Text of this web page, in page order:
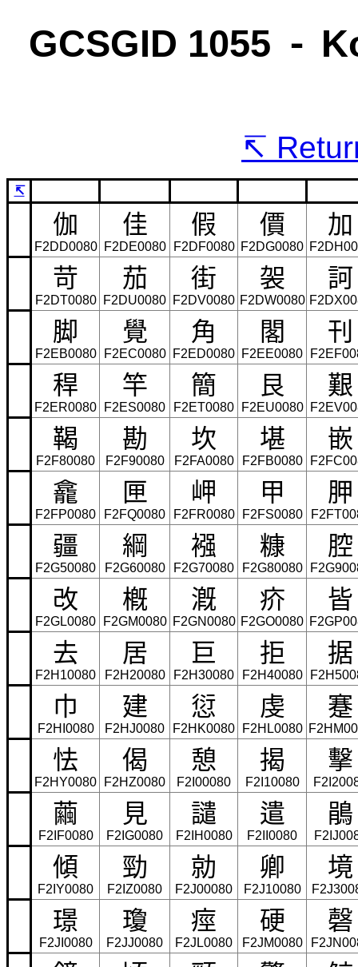
GCSGID 1055 ⁃
↸
伽
F2DD0080
佳
F2DE0080
假
F2DF0080
價
F2DG0080
加
苛
F2DT0080
茄
F2DU0080
街
F2DV0080
袈
F2DW0080
訶
脚
F2EB0080
覺
F2EC0080
角
F2ED0080
閣
F2EE0080
刊
稈
F2ER0080
竿
F2ES0080
簡
F2ET0080
艮
F2EU0080
艱
鞨
F2F80080
勘
F2F90080
坎
F2FA0080
堪
F2FB0080
嵌
龕
F2FP0080
匣
F2FQ0080
岬
F2FR0080
甲
F2FS0080
胛
疆
F2G50080
綱
F2G60080
襁
F2G70080
糠
F2G80080
腔
改
F2GL0080
槪
F2GM0080
漑
F2GN0080
疥
F2GO0080
皆
去
F2H10080
居
F2H20080
巨
F2H30080
拒
F2H40080
据
巾
F2HI0080
建
F2HJ0080
愆
F2HK0080
虔
F2HL0080
蹇
怯
F2HY0080
偈
F2HZ0080
憩
F2I00080
揭
F2I10080
擊
繭
F2IF0080
見
F2IG0080
譴
F2IH0080
遣
F2II0080
鵑
傾
F2IY0080
勁
F2IZ0080
勍
F2J00080
卿
F2J10080
境
璟
F2JI0080
瓊
F2JJ0080
痙
F2JL0080
硬
F2JM0080
磬